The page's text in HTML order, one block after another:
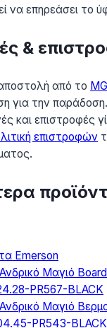
να επηρεάσει το
&
από το
για την παράδοση.
και επιστροφές
επιστροφών
Emerson
Μαγιό
PR567-BLACK
Μαγιό
PR543-BLACK